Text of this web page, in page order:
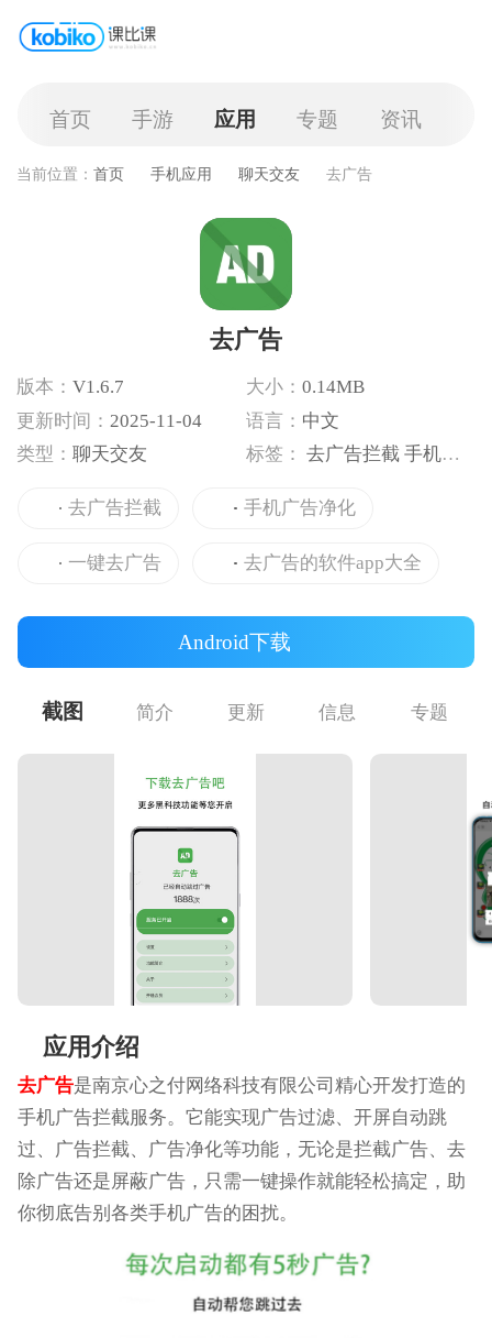
首页 手游 应用 专题 资讯
当前位置： 首页 手机应用 聊天交友 去广告
去广告
版本： V1.6.7 大小： 0.14MB
更新时间： 2025-11-04 语言： 中文
类型： 聊天交友 标签： 去广告拦截 手机广告净化
去广告拦截 手机广告净化
一键去广告 去广告的软件app大全
Android下载
截图 简介 更新 信息 专题
应用介绍
去广告是南京心之付网络科技有限公司精心开发打造的
手机广告拦截服务。它能实现广告过滤、开屏自动跳
过、广告拦截、广告净化等功能，无论是拦截广告、去
除广告还是屏蔽广告，只需一键操作就能轻松搞定，助
你彻底告别各类手机广告的困扰。